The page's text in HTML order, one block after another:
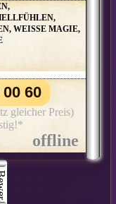
WEISSE MAGIE,
60
gleicher Preis)